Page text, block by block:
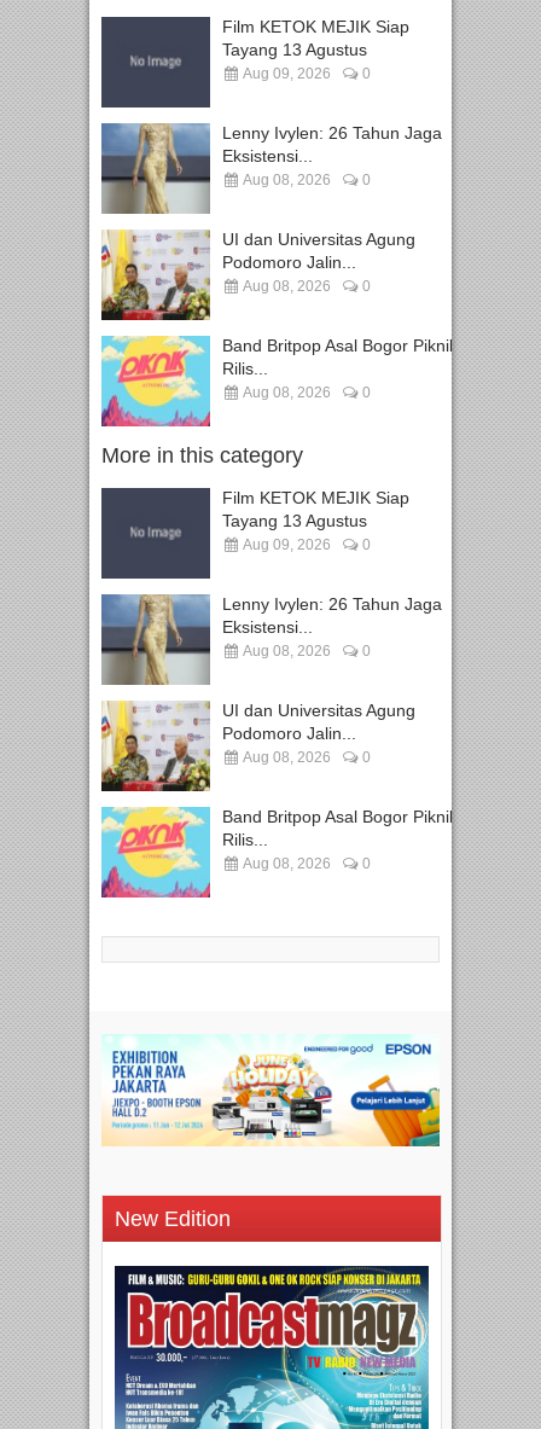
Film KETOK MEJIK Siap
Tayang 13 Agustus
Aug 09, 2026 0
Lenny Ivylen: 26 Tahun Jaga
Eksistensi...
Aug 08, 2026 0
UI dan Universitas Agung
Podomoro Jalin...
Aug 08, 2026 0
Band Britpop Asal Bogor Piknik
Rilis...
Aug 08, 2026 0
More in this category
Film KETOK MEJIK Siap
Tayang 13 Agustus
Aug 09, 2026 0
Lenny Ivylen: 26 Tahun Jaga
Eksistensi...
Aug 08, 2026 0
UI dan Universitas Agung
Podomoro Jalin...
Aug 08, 2026 0
Band Britpop Asal Bogor Piknik
Rilis...
Aug 08, 2026 0
New Edition